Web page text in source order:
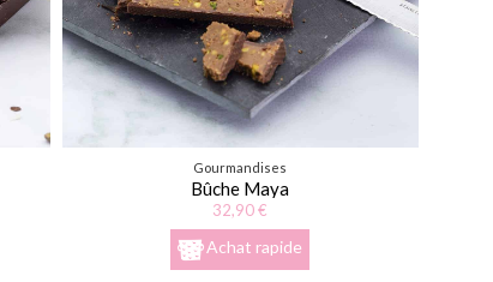
Gourmandises
Bûche Maya
32,90 €
Achat rapide